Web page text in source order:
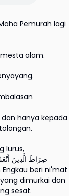
Pemurah lagi
alam.
dan hanya kepada
lurus,
صِرَاطَ الَّذِينَ
beri ni'mat
dimurkai dan
sesat.